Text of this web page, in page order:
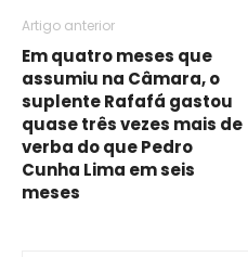
Artigo anterior
Em quatro meses que
assumiu na Câmara, o
suplente Rafafá gastou
quase três vezes mais de
verba do que Pedro
Cunha Lima em seis
meses